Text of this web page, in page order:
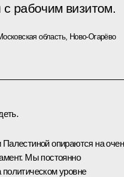
с рабочим визитом.
область, Ново-Огарёво
опираются на
Мы постоянно
уровне